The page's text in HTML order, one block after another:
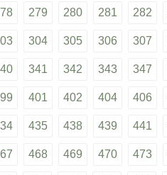
279 280 281 282
304 305 306 307
341 342 343 347
401 402 404 406
435 438 439 441
468 469 470 473